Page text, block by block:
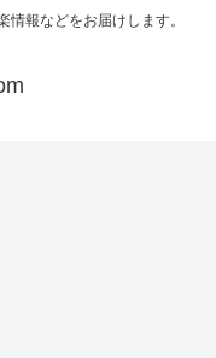
報などをお届けします。